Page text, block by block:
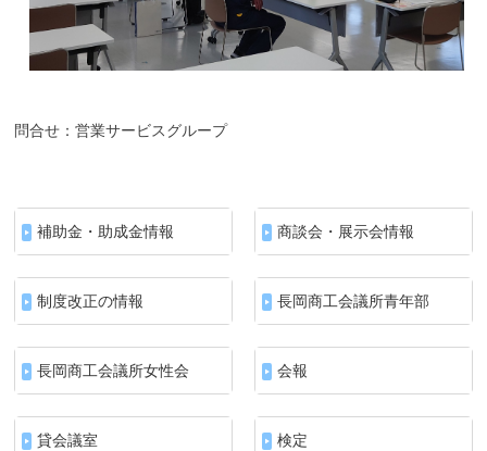
問合せ：営業サービスグループ
補助金・助成金情報 商談会・展示会情報
制度改正の情報 長岡商工会議所青年部
長岡商工会議所女性会 会報
貸会議室 検定